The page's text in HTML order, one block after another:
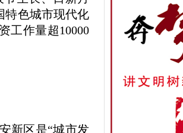
特色城市现代化
工作量超10000
新区是“城市发